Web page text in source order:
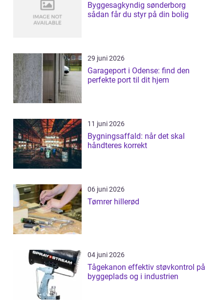
Byggesagkyndig sønderborg
sådan får du styr på din bolig
29 juni 2026
Garageport i Odense: find den
perfekte port til dit hjem
11 juni 2026
Bygningsaffald: når det skal
håndteres korrekt
06 juni 2026
Tømrer hillerød
04 juni 2026
Tågekanon effektiv støvkontrol på
byggeplads og i industrien